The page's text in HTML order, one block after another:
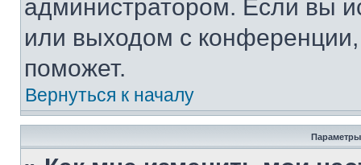
администратором. Если вы
или выходом с
поможет.
Вернуться к началу
Параметры